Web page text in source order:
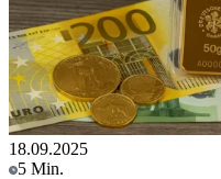
18.09.2025
5 Min.